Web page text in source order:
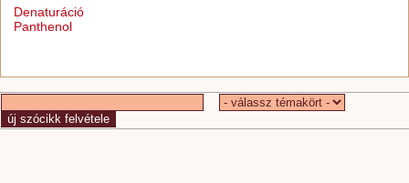
Denaturáció
Panthenol